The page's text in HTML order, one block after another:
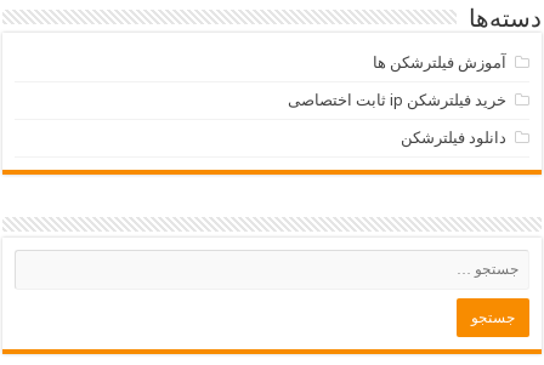
دسته‌ها
آموزش فیلترشکن ها
خرید فیلترشکن ip ثابت اختصاصی
دانلود فیلترشکن